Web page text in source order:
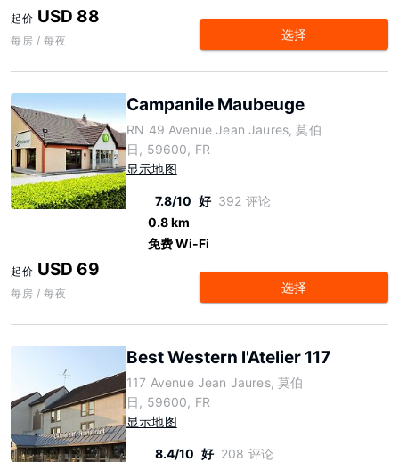
起价 USD 88
每房 / 每夜 选择
Campanile Maubeuge
RN 49 Avenue Jean Jaures, 莫伯
日, 59600, FR
显示地图
7.8/10 好 392 评论
0.8 km
免费 Wi-Fi
起价 USD 69
每房 / 每夜 选择
Best Western l'Atelier 117
117 Avenue Jean Jaures, 莫伯
日, 59600, FR
显示地图
8.4/10 好 208 评论